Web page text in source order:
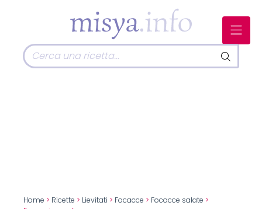
Home > Ricette > Lievitati > Focacce > Focacce salate >